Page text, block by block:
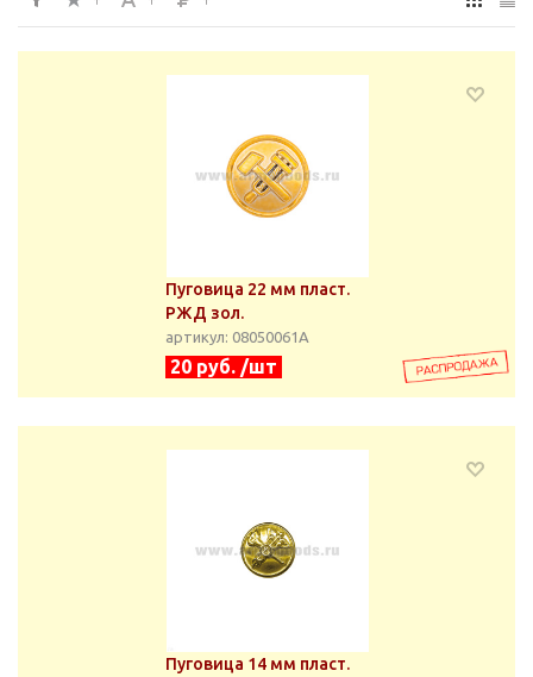
Пуговица 22 мм пласт.
РЖД зол.
артикул: 08050061А
20 руб. /шт
Пуговица 14 мм пласт.